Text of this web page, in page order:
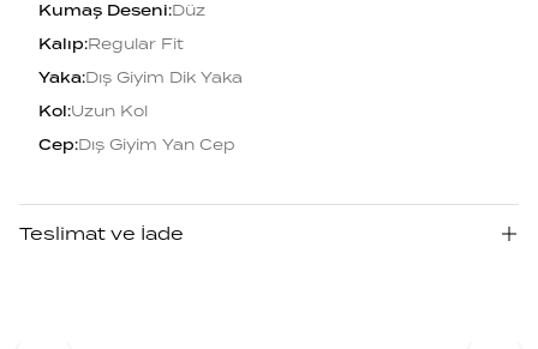
Kumaş Deseni:Düz
Kalıp:Regular Fit
Yaka:Dış Giyim Dik Yaka
Kol:Uzun Kol
Cep:Dış Giyim Yan Cep
Teslimat ve İade